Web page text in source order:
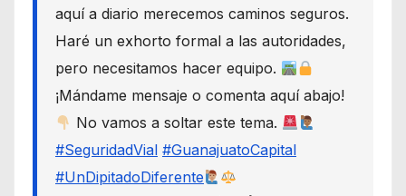
aquí a diario merecemos caminos seguros.
Haré un exhorto formal a las autoridades,
pero necesitamos hacer equipo.
¡Mándame mensaje o comenta aquí abajo!
No vamos a soltar este tema.
#SeguridadVial #GuanajuatoCapital
#UnDipitadoDiferente